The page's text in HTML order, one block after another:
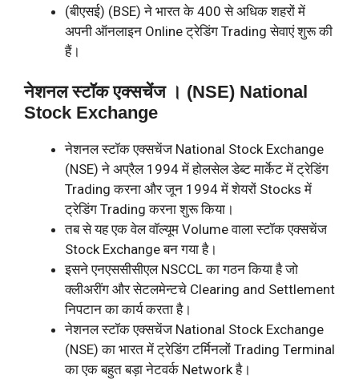
(बीएसई) (BSE) ने भारत के 400 से अधिक शहरों में
अपनी ऑनलाइन Online ट्रेडिंग Trading सेवाएं शुरू की
हैं।
नेशनल स्टॉक एक्सचेंज । (NSE) National
Stock Exchange
नेशनल स्टॉक एक्सचेंज National Stock Exchange
(NSE) ने अप्रैल 1994 में होलसेल डेब्ट मार्केट में ट्रेडिंग
Trading करना और जून 1994 में शेयरों Stocks में
ट्रेडिंग Trading करना शुरू किया।
तब से यह एक वेल वॉल्यूम Volume वाला स्टॉक एक्सचेंज
Stock Exchange बन गया है।
इसने एनएससीसीएल NSCCL का गठन किया है जो
क्लीअरींग और सेटलमेन्टचे Clearing and Settlement
निपटान का कार्य करता है।
नेशनल स्टॉक एक्सचेंज National Stock Exchange
(NSE) का भारत में ट्रेडिंग टर्मिनलों Trading Terminal
का एक बहुत बड़ा नेटवर्क Network है।